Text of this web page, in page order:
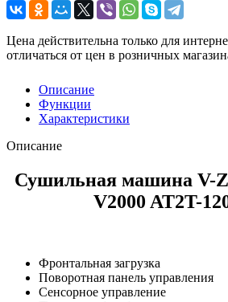
Цена действительна только для
отличаться от цен в розничных
Описание
Функции
Характеристики
Описание
Сушильная машина V-
V2000 AT2T-
Фронтальная загрузка
Поворотная панель управления
Сенсорное управление